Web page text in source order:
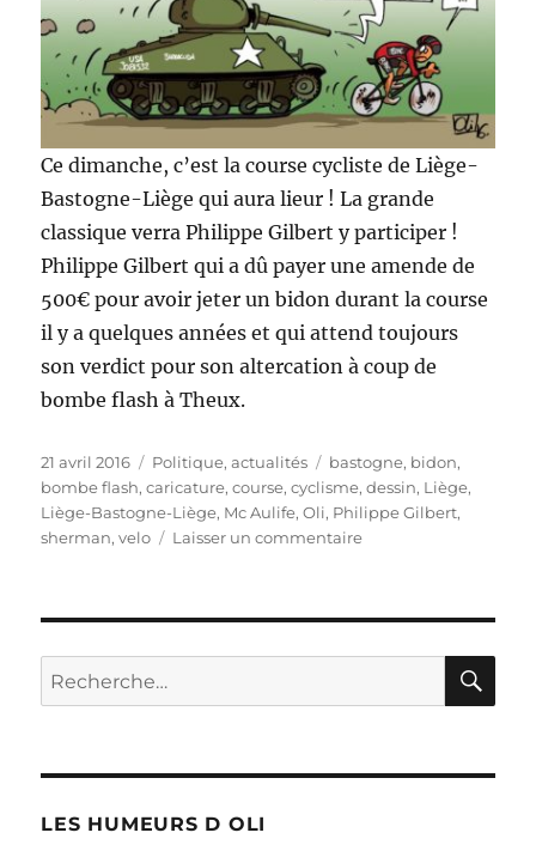
Ce dimanche, c’est la course cycliste de Liège-
Bastogne-Liège qui aura lieur ! La grande
classique verra Philippe Gilbert y participer !
Philippe Gilbert qui a dû payer une amende de
500€ pour avoir jeter un bidon durant la course
il y a quelques années et qui attend toujours
son verdict pour son altercation à coup de
bombe flash à Theux.
Publié
le
21 avril 2016 Catégories
Politique, actualités Étiquettes
bastogne, bidon,
bombe flash,caricature,course,cyclisme,dessin, Liège,
Liège-Bastogne-Liège, Mc Aulife,Oli, Philippe Gilbert,
sherman,velo Laisser un commentairesur
Recherche
pour :
LES HUMEURS D OLI